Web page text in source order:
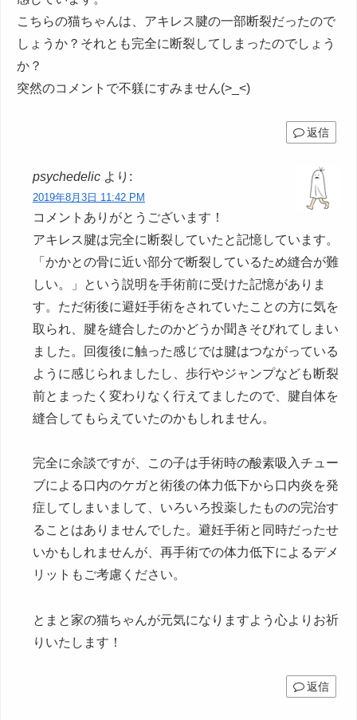
こちらの猫ちゃんは、アキレス腱の一部断裂だったので
しょうか？それとも完全に断裂してしまったのでしょう
か？
突然のコメントで不躾にすみません(>_<)
返信
psychedelic より:
2019年8月3日 11:42 PM
コメントありがとうございます！
アキレス腱は完全に断裂していたと記憶しています。
「かかとの骨に近い部分で断裂しているため縫合が難
しい。」という説明を手術前に受けた記憶がありま
す。ただ術後に避妊手術をされていたことの方に気を
取られ、腱を縫合したのかどうか聞きそびれてしまい
ました。回復後に触った感じでは腱はつながっている
ように感じられましたし、歩行やジャンプなども断裂
前とまったく変わりなく行えてましたので、腱自体を
縫合してもらえていたのかもしれません。
完全に余談ですが、この子は手術時の酸素吸入チュー
ブによる口内のケガと術後の体力低下から口内炎を発
症してしまいまして、いろいろ投薬したものの完治す
ることはありませんでした。避妊手術と同時だったせ
いかもしれませんが、再手術での体力低下によるデメ
リットもご考慮ください。
とまと家の猫ちゃんが元気になりますよう心よりお祈
りいたします！
返信